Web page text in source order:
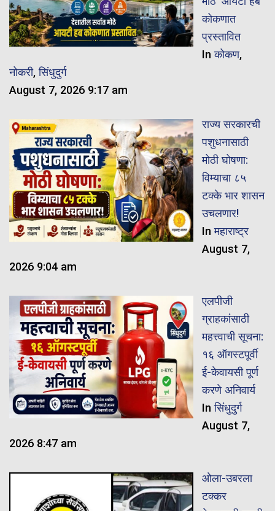
कोकणात
प्रस्तावित
Inकोकण,
नोकरी,सिंधुदुर्ग
August 7, 2026 9:17 am
राज्य सरकारची
पशुधनासाठी
मोठी घोषणा:
विम्याचा ८५
टक्के भार शासन
उचलणार!
Inमहाराष्ट्र
August 7,
2026 9:04 am
एलपीजी
ग्राहकांसाठी
महत्त्वाची सूचना:
१६ ऑगस्टपूर्वी
ई-केवायसी पूर्ण
करणे अनिवार्य
Inसिंधुदुर्ग
August 7,
2026 8:47 am
ओला-उबरला
टक्कर